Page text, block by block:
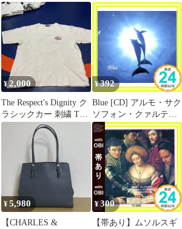
曲 / 廃盤希少
CD / 東京フィル
ク
¥2,000
The Respect's Dignity ク
ラシックカー 刺繍 Tシ
ャツ
¥392
Blue [CD] アルモ・サク
ソフォン・クァルテッ
ト/カール=アンドレア
ス・コリー_02
¥5,980
【CHARLES &
¥300
【帯あり】ムソルスギ